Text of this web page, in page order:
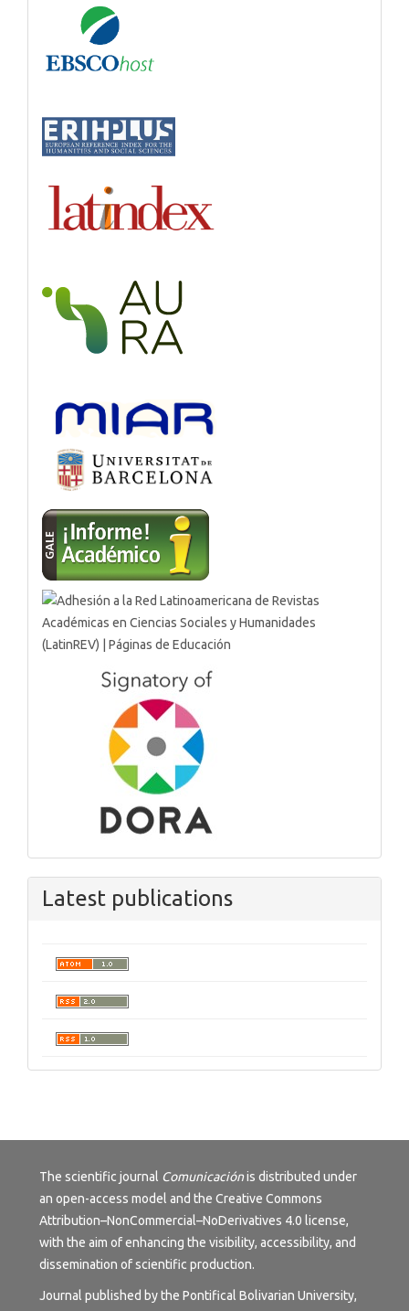
Latest publications
The scientific journal Comunicaciónis distributed under
an open-access model and the Creative Commons
Attribution–NonCommercial–NoDerivatives 4.0 license,
with the aim of enhancing the visibility, accessibility, and
dissemination of scientific production.
Journal published by the Pontifical Bolivarian University,